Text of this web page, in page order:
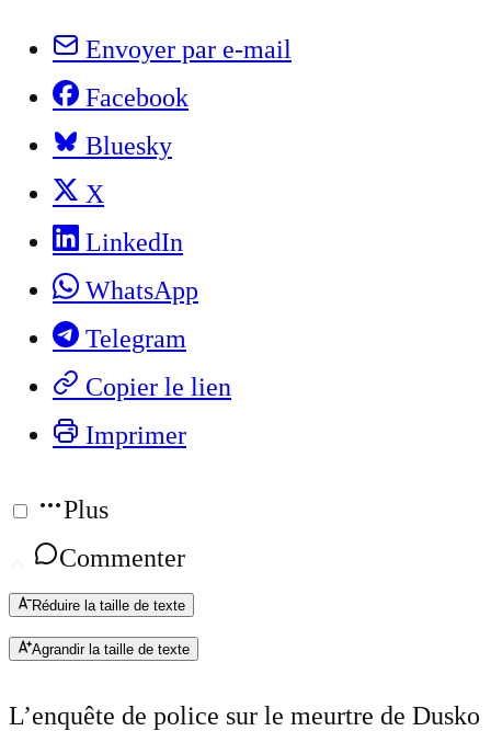
Envoyer par e-mail
Facebook
Bluesky
X
LinkedIn
WhatsApp
Telegram
Copier le lien
Imprimer
Plus
Commenter
Réduire la taille de texte
Agrandir la taille de texte
L’enquête de police sur le meurtre de Dusko